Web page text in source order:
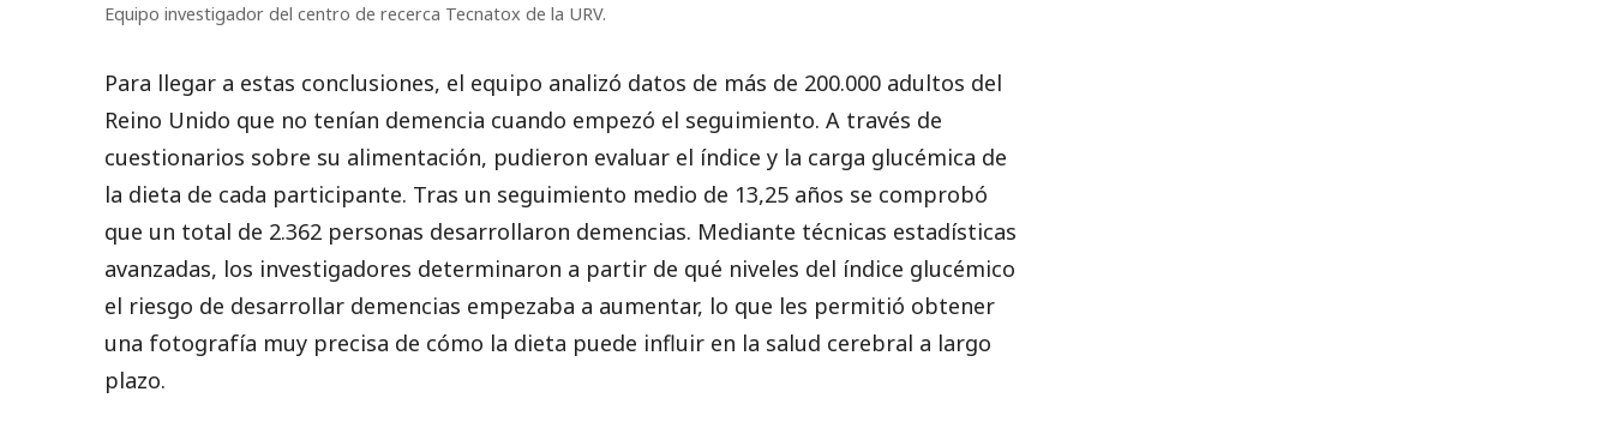
Equipo investigador del centro de recerca Tecnatox de la URV.
Para llegar a estas conclusiones, el equipo analizó datos de más de 200.000 adultos del
Reino Unido que no tenían demencia cuando empezó el seguimiento. A través de
cuestionarios sobre su alimentación, pudieron evaluar el índice y la carga glucémica de
la dieta de cada participante. Tras un seguimiento medio de 13,25 años se comprobó
que un total de 2.362 personas desarrollaron demencias. Mediante técnicas estadísticas
avanzadas, los investigadores determinaron a partir de qué niveles del índice glucémico
el riesgo de desarrollar demencias empezaba a aumentar, lo que les permitió obtener
una fotografía muy precisa de cómo la dieta puede influir en la salud cerebral a largo
plazo.